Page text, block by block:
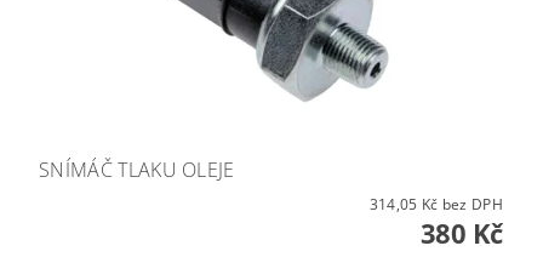
SNÍMÁČ TLAKU OLEJE
314,05 Kč bez DPH
380 Kč